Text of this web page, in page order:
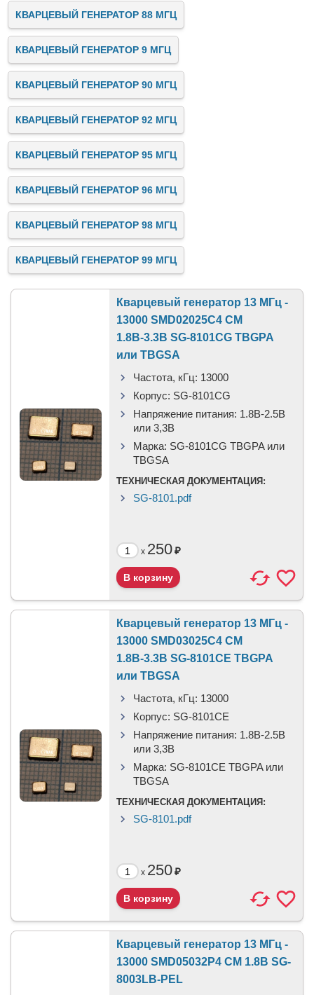
КВАРЦЕВЫЙ ГЕНЕРАТОР 88 МГЦ
КВАРЦЕВЫЙ ГЕНЕРАТОР 9 МГЦ
КВАРЦЕВЫЙ ГЕНЕРАТОР 90 МГЦ
КВАРЦЕВЫЙ ГЕНЕРАТОР 92 МГЦ
КВАРЦЕВЫЙ ГЕНЕРАТОР 95 МГЦ
КВАРЦЕВЫЙ ГЕНЕРАТОР 96 МГЦ
КВАРЦЕВЫЙ ГЕНЕРАТОР 98 МГЦ
КВАРЦЕВЫЙ ГЕНЕРАТОР 99 МГЦ
Кварцевый генератор 13 МГц -
13000 SMD02025C4 CM
1.8В-3.3В SG-8101CG TBGPA
или TBGSA
Частота, кГц: 13000
Корпус: SG-8101CG
Напряжение питания: 1.8В-2.5B
или 3,3B
Марка: SG-8101CG TBGPA или
TBGSA
ТЕХНИЧЕСКАЯ ДОКУМЕНТАЦИЯ:
SG-8101.pdf
x 250₽
Кварцевый генератор 13 МГц -
13000 SMD03025C4 CM
1.8В-3.3В SG-8101CE TBGPA
или TBGSA
Частота, кГц: 13000
Корпус: SG-8101CE
Напряжение питания: 1.8В-2.5B
или 3,3B
Марка: SG-8101CE TBGPA или
TBGSA
ТЕХНИЧЕСКАЯ ДОКУМЕНТАЦИЯ:
SG-8101.pdf
x 250₽
Кварцевый генератор 13 МГц -
13000 SMD05032P4 CM 1.8В SG-
8003LB-PEL